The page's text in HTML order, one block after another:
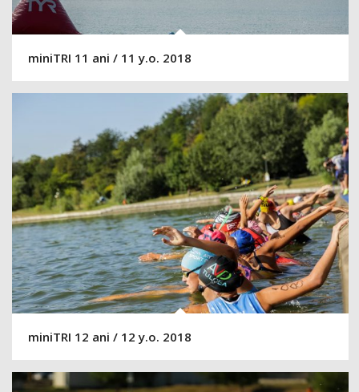
miniTRI 11 ani / 11 y.o. 2018
miniTRI 12 ani / 12 y.o. 2018